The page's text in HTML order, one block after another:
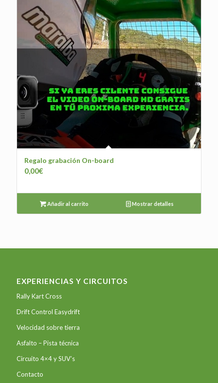
Regalo grabación On-board
0,00€
Añadir al carrito Mostrar detalles
EXPERIENCIAS Y CIRCUITOS
Rally Kart Cross
Drift Control Easydrift
Velocidad sobre tierra
Asfalto – Pista técnica
Circuito 4×4 y SUV’s
Contacto